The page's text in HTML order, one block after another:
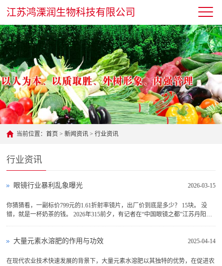
江苏鸿溧润生物科技有限公司
当前位置：首页 >新闻资讯 >行业资讯
行业资讯
2026-03-15
眼镜行业暴利乱象曝光
你猜猜看，一副标价799元的1.61折射率镜片，出厂价到底是多少？ 15块。 没
错，就是一杯奶茶的钱。 2026年315前夕，有记者在“中国眼镜之都”江苏丹阳暗
2025-04-14
大量元素水溶肥的作用与功效
在现代农业技术快速发展的背景下，大量元素水溶肥以其独特的优势，在促进农